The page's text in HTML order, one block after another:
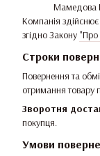
Мамедова
Компанія здійснює
згідно Закону "Про
Строки
Повернення та
отримання товару
Зворотня
покупця.
Умови